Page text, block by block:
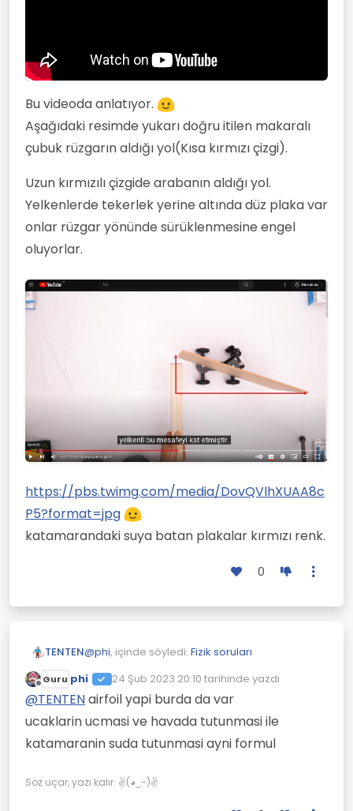
Bu videoda anlatıyor.
Aşağıdaki resimde yukarı doğru itilen makaralı
çubuk rüzgarın aldığı yol(Kısa kırmızı çizgi).
Uzun kırmızılı çizgide arabanın aldığı yol.
Yelkenlerde tekerlek yerine altında düz plaka var
onlar rüzgar yönünde sürüklenmesine engel
oluyorlar.
https://pbs.twimg.com/media/DovQVlhXUAA8c
P5?format=jpg
katamarandaki suya batan plakalar kırmızı renk.
0
TENTEN@phi, içinde söyledi: Fizik soruları
@TENTENburada hesaba katilmayan
suyun kaldirma kuvveti, suyun surtunme
katsayisinin azligi ve dalga boyunun itme
kuvvetidir
Çevrimdışı
Guru phi 24 Şub 2023 20:10 tarihinde yazdı
Son düzenleyen:
@TENTENairfoil yapi burda da var
ucaklarin ucmasi ve havada tutunmasi ile
katamaranin suda tutunmasi ayni formul
Söz uçar, yazı kalır. ✌(◕‿-)✌